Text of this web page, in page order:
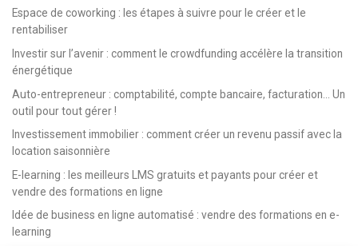
Espace de coworking : les étapes à suivre pour le créer et le
rentabiliser
Investir sur l’avenir : comment le crowdfunding accélère la transition
énergétique
Auto-entrepreneur : comptabilité, compte bancaire, facturation… Un
outil pour tout gérer !
Investissement immobilier : comment créer un revenu passif avec la
location saisonnière
E-learning : les meilleurs LMS gratuits et payants pour créer et
vendre des formations en ligne
Idée de business en ligne automatisé : vendre des formations en e-
learning